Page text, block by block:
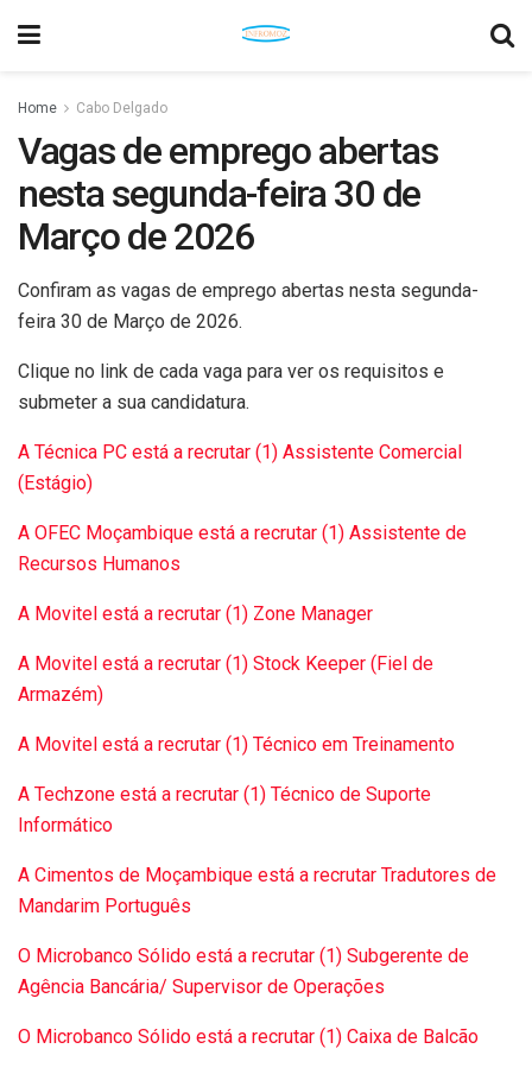
Home Cabo Delgado
Vagas de emprego abertas
nesta segunda-feira 30 de
Março de 2026
Confiram as vagas de emprego abertas nesta segunda-
feira 30 de Março de 2026.
Clique no link de cada vaga para ver os requisitos e
submeter a sua candidatura.
A Técnica PC está a recrutar (1) Assistente Comercial
(Estágio)
A OFEC Moçambique está a recrutar (1) Assistente de
Recursos Humanos
A Movitel está a recrutar (1) Zone Manager
A Movitel está a recrutar (1) Stock Keeper (Fiel de
Armazém)
A Movitel está a recrutar (1) Técnico em Treinamento
A Techzone está a recrutar (1) Técnico de Suporte
Informático
A Cimentos de Moçambique está a recrutar Tradutores de
Mandarim Português
O Microbanco Sólido está a recrutar (1) Subgerente de
Agência Bancária/ Supervisor de Operações
O Microbanco Sólido está a recrutar (1) Caixa de Balcão